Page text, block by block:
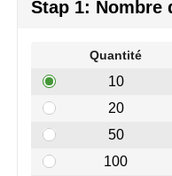
Vêtements de
Sécurité, voiture &
Loisirs, jeux &
Vêtements de
Join the pipe
Lipton
MagLite
Marksman
Stap 1: Nombre
Quantité
10
20
50
100